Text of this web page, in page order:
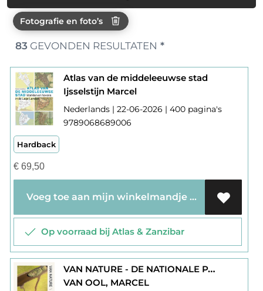
Fotografie en foto’s
83GEVONDEN RESULTATEN *
Atlas van de middeleeuwse stad
Ijsselstijn Marcel
Nederlands | 22-06-2026 | 400 pagina's
9789068689006
Hardback
€69,50
Voeg toe aan mijn winkelmandje
Op voorraad bij Atlas & Zanzibar
VAN NATURE - DE NATIONALE PARKEN VAN NEDERLAND
VAN OOL, MARCEL